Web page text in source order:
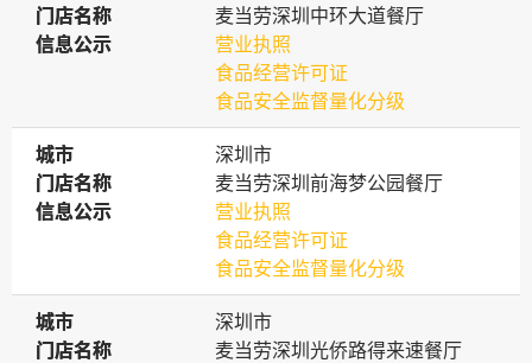
门店名称
门店名称
麦当劳深圳中环大道餐厅
信息公示
信息公示
营业执照
食品经营许可证
食品安全监督量化分级
城市
城市
深圳市
门店名称
门店名称
麦当劳深圳前海梦公园餐厅
信息公示
信息公示
营业执照
食品经营许可证
食品安全监督量化分级
城市
城市
深圳市
门店名称
门店名称
麦当劳深圳光侨路得来速餐厅